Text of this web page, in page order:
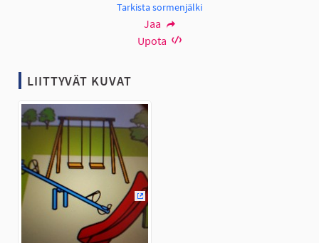
Tarkista sormenjälki
Jaa
Upota
LIITTYVÄT KUVAT
(Ulkoinen linkki)